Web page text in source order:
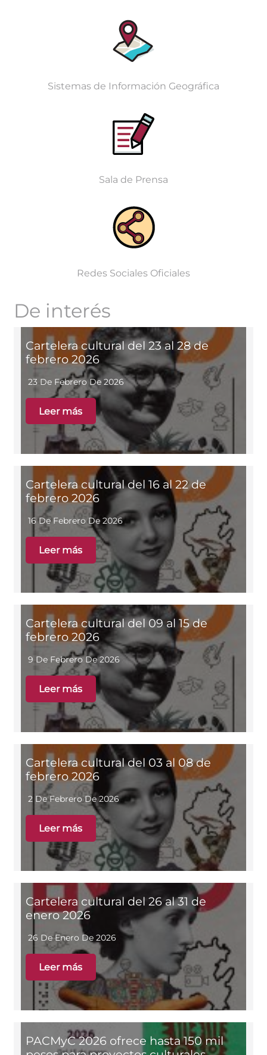
Sistemas de Información Geográfica
Sala de Prensa
Redes Sociales Oficiales
De interés
Cartelera cultural del 23 al 28 de
febrero 2026
23 De Febrero De 2026
Leer más
Cartelera cultural del 16 al 22 de
febrero 2026
16 De Febrero De 2026
Leer más
Cartelera cultural del 09 al 15 de
febrero 2026
9 De Febrero De 2026
Leer más
Cartelera cultural del 03 al 08 de
febrero 2026
2 De Febrero De 2026
Leer más
Cartelera cultural del 26 al 31 de
enero 2026
26 De Enero De 2026
Leer más
PACMyC 2026 ofrece hasta 150 mil